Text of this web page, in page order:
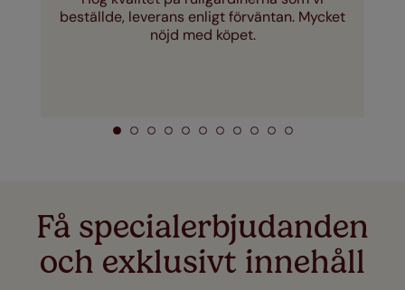
beställde, leverans enligt förväntan. Mycket
nöjd med köpet.
Få specialerbjudanden
och exklusivt innehåll